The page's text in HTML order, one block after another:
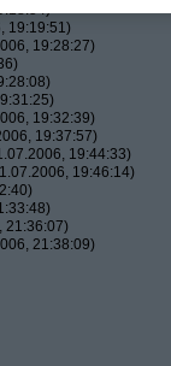
19:19:51)
19:28:27)
19:32:39)
19:37:57)
19:44:33)
19:46:14)
21:36:07)
21:38:09)